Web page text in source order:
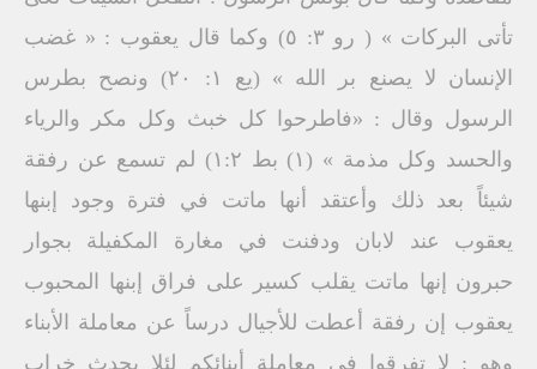
تأتى البركات » ( رو ٣: ٥) وكما قال يعقوب : « غضب
الإنسان لا يصنع بر الله » (يع ۱: ۲۰) ونصح بطرس
الرسول وقال : «فاطرحوا كل خبث وكل مكر والرياء
والحسد وكل مذمة » (۱) بط ١:٢) لم تسمع عن رفقة
شيئاً بعد ذلك وأعتقد أنها ماتت في فترة وجود إبنها
يعقوب عند لابان ودفنت في مغارة المكفيلة بجوار
حبرون إنها ماتت يقلب كسير على فراق إبنها المحبوب
يعقوب إن رفقة أعطت للأجيال درساً عن معاملة الأبناء
وهو : لا تفرقوا في معاملة أبنائكم لئلا يحدث خراب